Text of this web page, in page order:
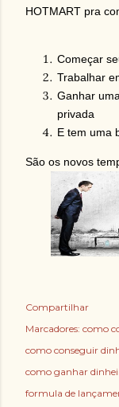
HOTMART pra
Começar
Trabalhar
Ganhar
privada
E tem uma
São os novos
Compartilhar
Marcadores: como
como conseguir
como ganhar
formula de